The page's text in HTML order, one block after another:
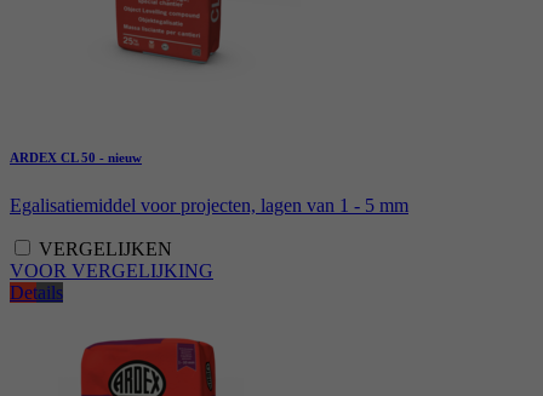
ARDEX CL 50 - nieuw
Egalisatiemiddel voor projecten, lagen van 1 - 5 mm
VERGELIJKEN
VOOR VERGELIJKING
Details